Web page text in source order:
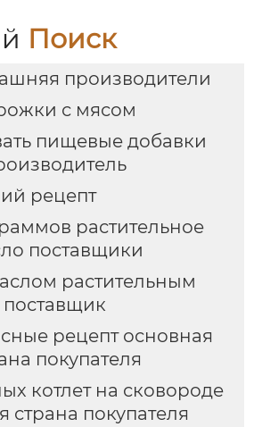
Поиск
производители
с мясом
пищевые добавки
рецепт
растительное
поставщики
растительным
поставщик
рецепт основная
покупателя
котлет на сковороде
страна покупателя